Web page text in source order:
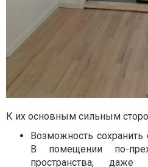
К их основным сильным
Возможность сохранить
В помещении по-
пространства,